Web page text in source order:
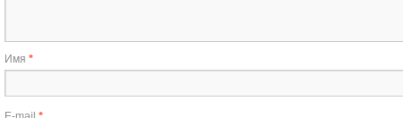
Имя *